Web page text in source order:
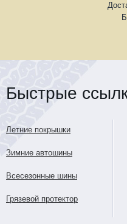
Быстрые
Летние покрышки
Зимние автошины
Всесезонные шины
Грязевой протектор